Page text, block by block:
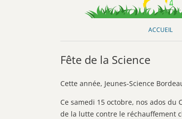
ACCUEIL
Fête de la Science
Cette année, Jeunes-Science
Ce samedi 15 octobre, nos ados
de la lutte contre le réchauffement